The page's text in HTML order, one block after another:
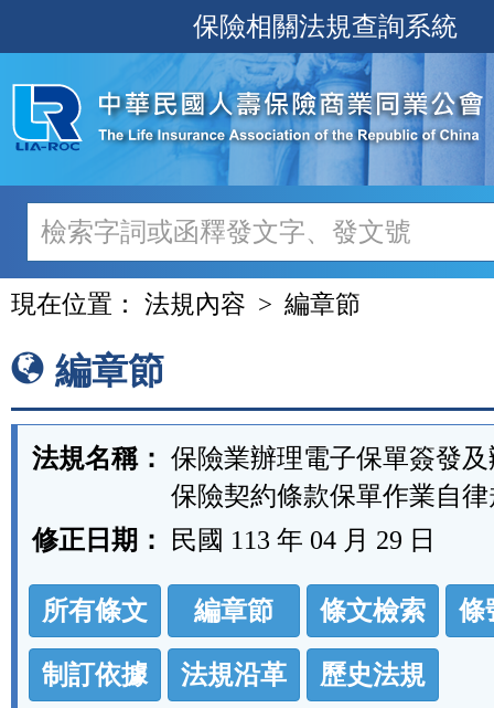
至
主
內
容
保險相關法規查詢系統
現在位置： 法規內容 編章節
編章節
法規名稱： 保險業辦理電子保單簽發
保險契約條款保單作業自
修正日期：
民國 113 年 04 月 29 日
法
規
功
能
所有條文 編章節 條文檢索 條
制訂依據 法規沿革 歷史法規